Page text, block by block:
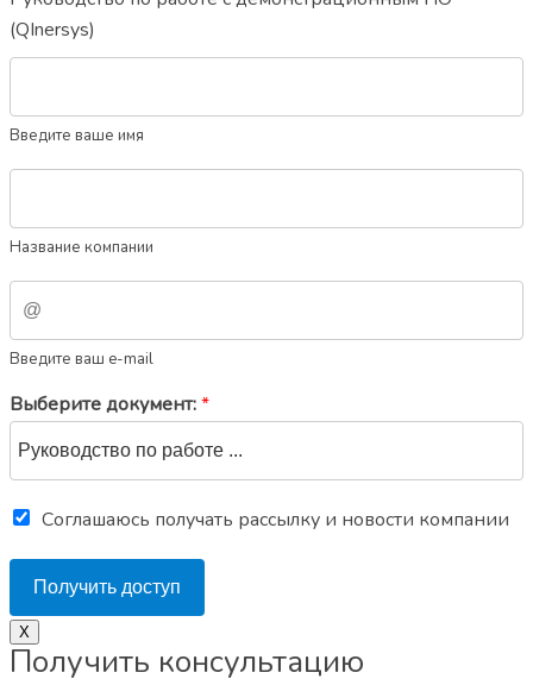
(QInersys)
Введите ваше имя
Название компании
Введите ваш e-mail
Выберите документ:*
Соглашаюсь получать рассылку и новости компании
Получить доступ
Х
Получить консультацию